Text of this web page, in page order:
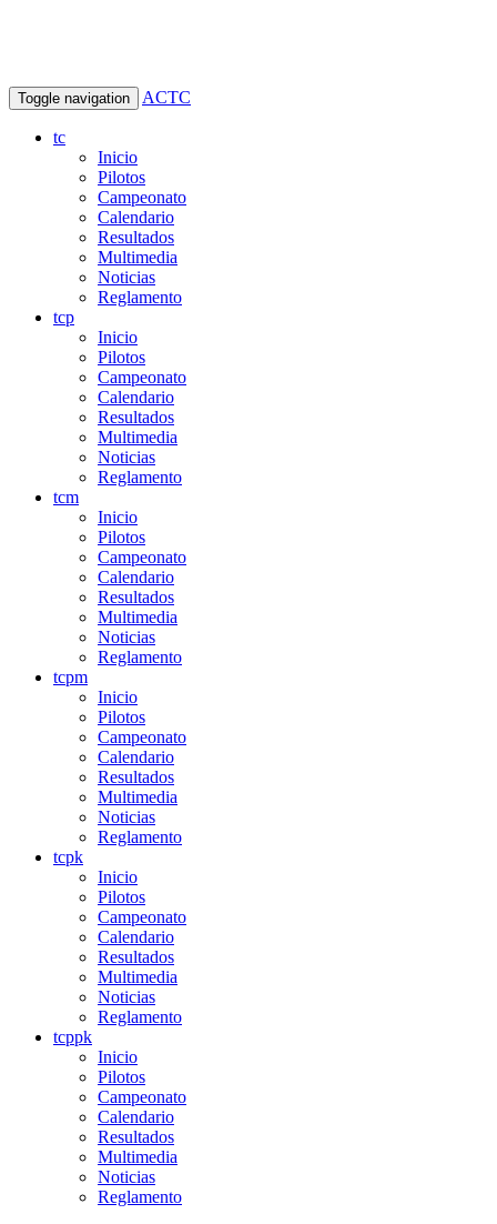
Toggle navigation ACTC
tc
Inicio
Pilotos
Campeonato
Calendario
Resultados
Multimedia
Noticias
Reglamento
tcp
Inicio
Pilotos
Campeonato
Calendario
Resultados
Multimedia
Noticias
Reglamento
tcm
Inicio
Pilotos
Campeonato
Calendario
Resultados
Multimedia
Noticias
Reglamento
tcpm
Inicio
Pilotos
Campeonato
Calendario
Resultados
Multimedia
Noticias
Reglamento
tcpk
Inicio
Pilotos
Campeonato
Calendario
Resultados
Multimedia
Noticias
Reglamento
tcppk
Inicio
Pilotos
Campeonato
Calendario
Resultados
Multimedia
Noticias
Reglamento